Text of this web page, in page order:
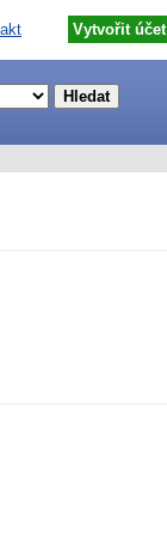
Vytvořit účet